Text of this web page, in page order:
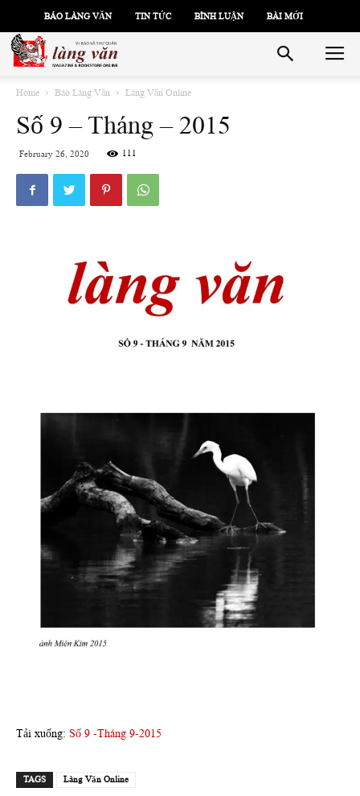
BÁO LÀNG VĂN TIN TỨC BÌNH LUẬN BÀI MỚI
Home Báo Làng Văn Làng Văn Online
Số 9 – Tháng – 2015
February 26, 2020 111
Tải xuống: Số 9 -Tháng 9-2015
TAGS Làng Văn Online